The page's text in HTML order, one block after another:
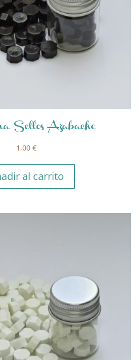
Sellos Azabache
1,00 €
al carrito